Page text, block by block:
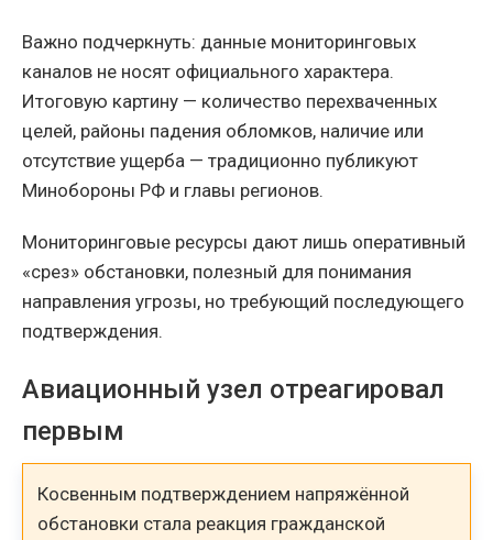
Важно подчеркнуть: данные мониторинговых
каналов не носят официального характера.
Итоговую картину — количество перехваченных
целей, районы падения обломков, наличие или
отсутствие ущерба — традиционно публикуют
Минобороны РФ и главы регионов.
Мониторинговые ресурсы дают лишь оперативный
«срез» обстановки, полезный для понимания
направления угрозы, но требующий последующего
подтверждения.
Авиационный узел отреагировал
первым
Косвенным подтверждением напряжённой
обстановки стала реакция гражданской